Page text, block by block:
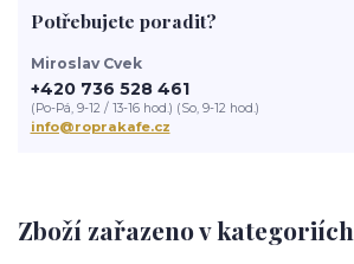
Zboží zařazeno v kategoriích
Potřebujete poradit?
Miroslav Cvek
+420 736 528 461
(Po-Pá, 9-12 / 13-16 hod.) (So, 9-12 hod.)
info@roprakafe.cz